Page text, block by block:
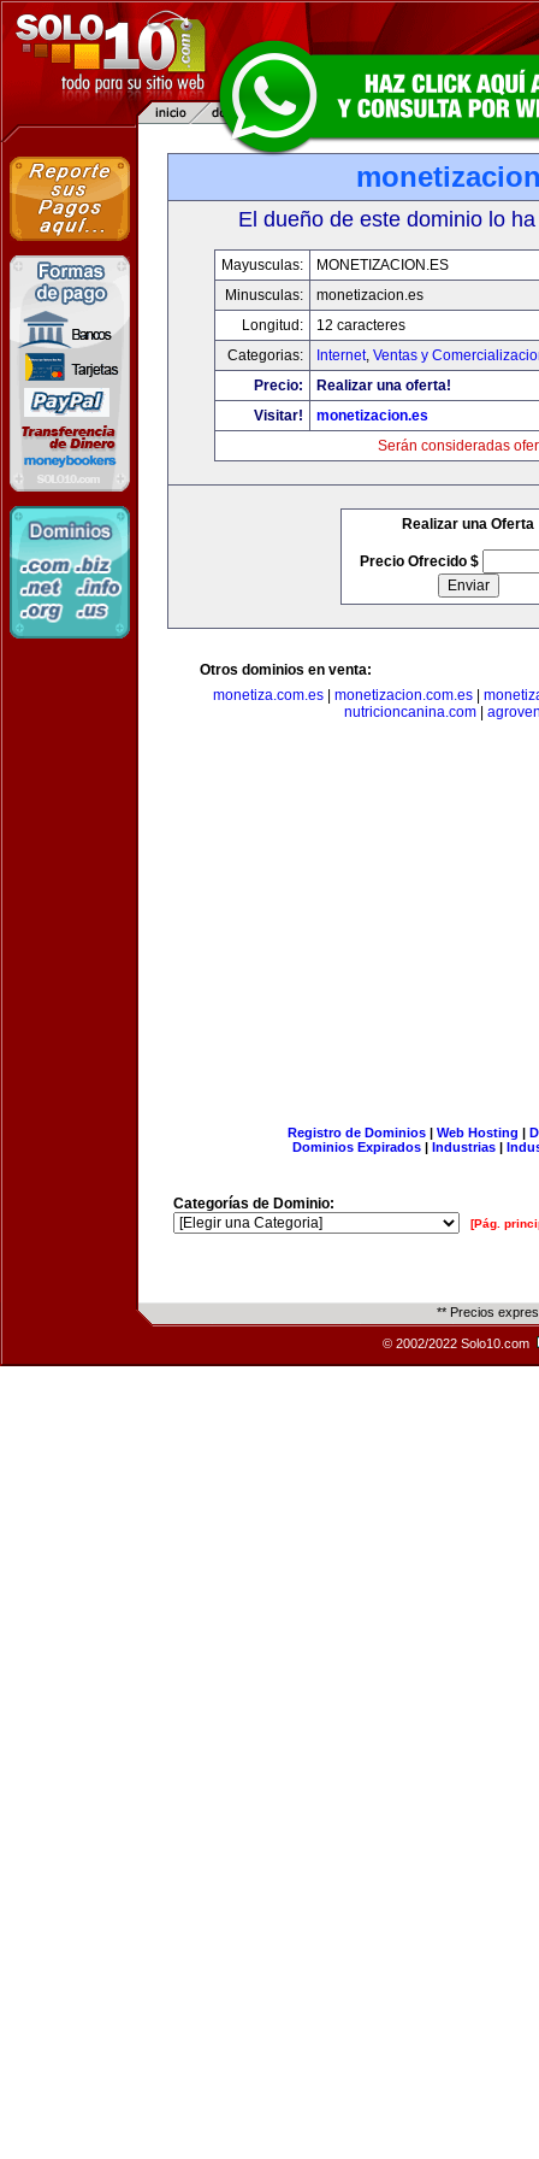
El dueño de este dominio lo
Mayusculas:
MONETIZACION.ES
Minusculas:
monetizacion.es
Longitud:
12 caracteres
Categorias:
Internet, Ventas y
Precio:
Realizar una oferta!
Visitar!
monetizacion.es
Serán consideradas
Realizar una Oferta
Precio Ofrecido $
Otros dominios en venta:
monetiza.com.es| monetizacion.com.es|
nutricioncanina.com
Registro de Dominios| Web Hosting |
Dominios Expirados | Industrias |
Categorías de Dominio:
[Pág.
** Precios
© 2002/2022 Solo10.com